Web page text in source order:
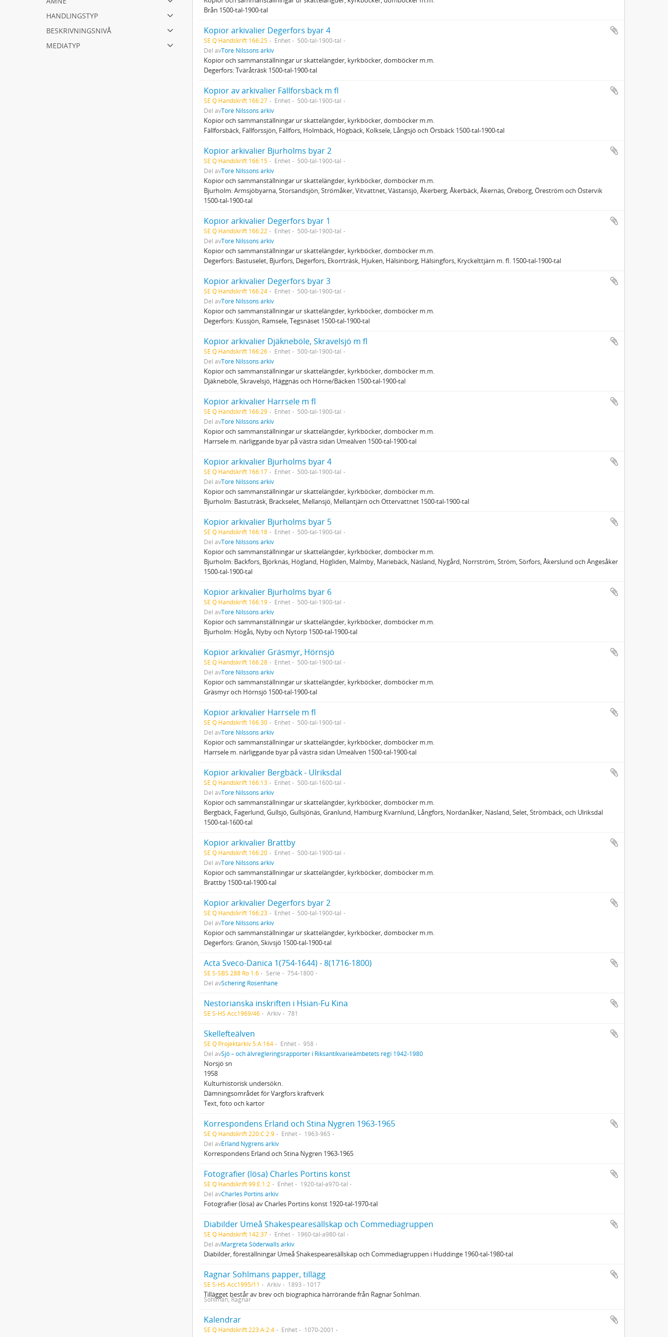
handlingstyp
beskrivningsnivå
mediatyp
Brån 1500-tal-1900-tal
Kopior arkivalier Degerfors byar 4
SE Q Handskrift 166:25 Enhet
500-tal-1900-tal
Del avTore Nilssons arkiv
Kopior och sammanställningar ur skattelängder, kyrkböcker, domböcker m.m.
Degerfors: Tväråträsk 1500-tal-1900-tal
Kopior av arkivalier Fällforsbäck m fl
SE Q Handskrift 166:27 Enhet
500-tal-1900-tal
Del avTore Nilssons arkiv
Kopior och sammanställningar ur skattelängder, kyrkböcker, domböcker m.m.
Fällforsbäck, Fällforssjön, Fällfors, Holmbäck, Högbäck, Kolksele, Långsjö och Örsbäck 1500-tal-1900-tal
Kopior arkivalier Bjurholms byar 2
SE Q Handskrift 166:15 Enhet
500-tal-1900-tal
Del avTore Nilssons arkiv
Kopior och sammanställningar ur skattelängder, kyrkböcker, domböcker m.m.
Bjurholm: Armsjöbyarna, Storsandsjön, Strömåker, Vitvattnet, Västansjö, Åkerberg, Åkerbäck, Åkernäs, Öreborg, Öreström och Östervik
1500-tal-1900-tal
Kopior arkivalier Degerfors byar 1
SE Q Handskrift 166:22 Enhet
500-tal-1900-tal
Del avTore Nilssons arkiv
Kopior och sammanställningar ur skattelängder, kyrkböcker, domböcker m.m.
Degerfors: Bastuselet, Bjurfors, Degerfors, Ekorrträsk, Hjuken, Hälsinborg, Hälsingfors, Kryckelttjärn m. fl. 1500-tal-1900-tal
Kopior arkivalier Degerfors byar 3
SE Q Handskrift 166:24 Enhet
500-tal-1900-tal
Del avTore Nilssons arkiv
Kopior och sammanställningar ur skattelängder, kyrkböcker, domböcker m.m.
Degerfors: Kussjön, Ramsele, Tegsnäset 1500-tal-1900-tal
Kopior arkivalier Djäkneböle, Skravelsjö m fl
SE Q Handskrift 166:26 Enhet
500-tal-1900-tal
Del avTore Nilssons arkiv
Kopior och sammanställningar ur skattelängder, kyrkböcker, domböcker m.m.
Djäkneböle, Skravelsjö, Häggnäs och Hörne/Bäcken 1500-tal-1900-tal
Kopior arkivalier Harrsele m fl
SE Q Handskrift 166:29 Enhet
500-tal-1900-tal
Del avTore Nilssons arkiv
Kopior och sammanställningar ur skattelängder, kyrkböcker, domböcker m.m.
Harrsele m. närliggande byar på västra sidan Umeälven 1500-tal-1900-tal
Kopior arkivalier Bjurholms byar 4
SE Q Handskrift 166:17 Enhet
500-tal-1900-tal
Del avTore Nilssons arkiv
Kopior och sammanställningar ur skattelängder, kyrkböcker, domböcker m.m.
Bjurholm: Bastuträsk, Brackselet, Mellansjö, Mellantjärn och Ottervattnet 1500-tal-1900-tal
Kopior arkivalier Bjurholms byar 5
SE Q Handskrift 166:18 Enhet
500-tal-1900-tal
Del avTore Nilssons arkiv
Kopior och sammanställningar ur skattelängder, kyrkböcker, domböcker m.m.
Bjurholm: Backfors, Björknäs, Högland, Högliden, Malmby, Mariebäck, Näsland, Nygård, Norrström, Ström, Sörfors, Åkerslund och Ängesåker
1500-tal-1900-tal
Kopior arkivalier Bjurholms byar 6
SE Q Handskrift 166:19 Enhet
500-tal-1900-tal
Del avTore Nilssons arkiv
Kopior och sammanställningar ur skattelängder, kyrkböcker, domböcker m.m.
Bjurholm: Högås, Nyby och Nytorp 1500-tal-1900-tal
Kopior arkivalier Gräsmyr, Hörnsjö
SE Q Handskrift 166:28 Enhet
500-tal-1900-tal
Del avTore Nilssons arkiv
Kopior och sammanställningar ur skattelängder, kyrkböcker, domböcker m.m.
Gräsmyr och Hörnsjö 1500-tal-1900-tal
Kopior arkivalier Harrsele m fl
SE Q Handskrift 166:30 Enhet
500-tal-1900-tal
Del avTore Nilssons arkiv
Kopior och sammanställningar ur skattelängder, kyrkböcker, domböcker m.m.
Harrsele m. närliggande byar på västra sidan Umeälven 1500-tal-1900-tal
Kopior arkivalier Bergbäck - Ulriksdal
SE Q Handskrift 166:13 Enhet
500-tal-1600-tal
Del avTore Nilssons arkiv
Kopior och sammanställningar ur skattelängder, kyrkböcker, domböcker m.m.
Bergbäck, Fagerlund, Gullsjö, Gullsjönäs, Granlund, Hamburg Kvarnlund, Långfors, Nordanåker, Näsland, Selet, Strömbäck, och Ulriksdal
1500-tal-1600-tal
Kopior arkivalier Brattby
SE Q Handskrift 166:20 Enhet
500-tal-1900-tal
Del avTore Nilssons arkiv
Kopior och sammanställningar ur skattelängder, kyrkböcker, domböcker m.m.
Brattby 1500-tal-1900-tal
Kopior arkivalier Degerfors byar 2
SE Q Handskrift 166:23 Enhet
500-tal-1900-tal
Del avTore Nilssons arkiv
Kopior och sammanställningar ur skattelängder, kyrkböcker, domböcker m.m.
Degerfors: Granön, Skivsjö 1500-tal-1900-tal
Acta Sveco-Danica 1(754-1644) - 8(1716-1800)
SE S-SBS 288 Ro 1:6 Serie
754-1800
Del avSchering Rosenhane
Nestorianska inskriften i Hsian-Fu Kina
SE S-HS Acc1969/46 Arkiv 781
Skellefteälven
SE Q Projektarkiv 5:A:164 Enhet
958
Del avSjö – och älvregleringsrapporter i Riksantikvarieämbetets regi 1942-1980
Norsjö sn
1958
Kulturhistorisk undersökn.
Dämningsområdet för Vargfors kraftverk
Text, foto och kartor
Korrespondens Erland och Stina Nygren 1963-1965
SE Q Handskrift 220:C:2:9 Enhet
1963-965
Del avErland Nygrens arkiv
Korrespondens Erland och Stina Nygren 1963-1965
Fotografier (lösa) Charles Portins konst
SE Q Handskrift 99:E:1:2 Enhet
1920-tal-a970-tal
Del avCharles Portins arkiv
Fotografier (lösa) av Charles Portins konst 1920-tal-1970-tal
Diabilder Umeå Shakespearesällskap och Commediagruppen
SE Q Handskrift 142:37 Enhet
1960-tal-a980-tal
Del avMargreta Söderwalls arkiv
Diabilder, föreställningar Umeå Shakespearesällskap och Commediagruppen i Huddinge 1960‐tal‐1980‐tal
Ragnar Sohlmans papper, tillägg
SE S-HS Acc1995/11 Arkiv 1893 - 1017
Tillägget består av brev och biographica härrörande från Ragnar Sohlman.
Sohlman, Ragnar
Kalendrar
SE Q Handskrift 223:A:2:4 Enhet
1070-2001